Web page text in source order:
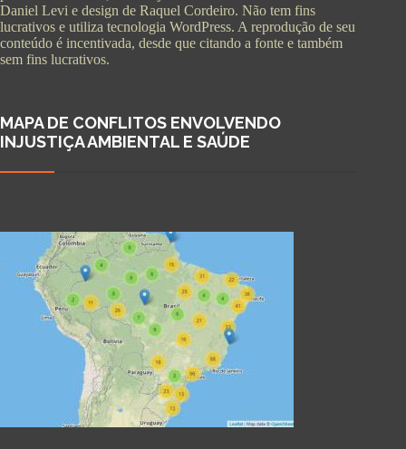
Daniel Levi e design de Raquel Cordeiro. Não tem fins
lucrativos e utiliza tecnologia WordPress. A reprodução de seu
conteúdo é incentivada, desde que citando a fonte e também
sem fins lucrativos.
MAPA DE CONFLITOS ENVOLVENDO
INJUSTIÇA AMBIENTAL E SAÚDE